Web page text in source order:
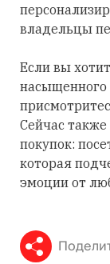
владельцы
Если вы
насыщенного
Сейчас
покупок:
которая
эмоции от